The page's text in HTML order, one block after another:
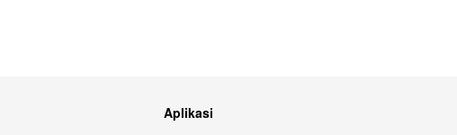
Aplikasi